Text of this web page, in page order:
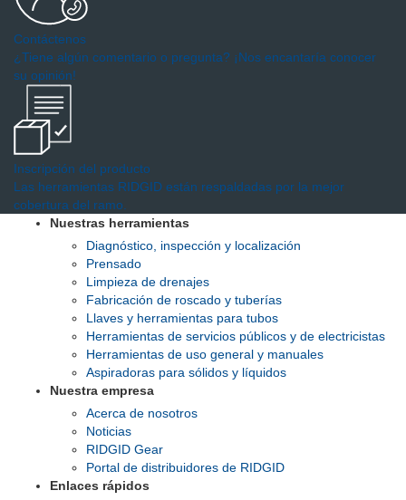
Contáctenos
¿Tiene algún comentario o pregunta? ¡Nos encantaría conocer
su opinión!
Inscripción del producto
Las herramientas RIDGID están respaldadas por la mejor
cobertura del ramo.
Nuestras herramientas
Diagnóstico, inspección y localización
Prensado
Limpieza de drenajes
Fabricación de roscado y tuberías
Llaves y herramientas para tubos
Herramientas de servicios públicos y de electricistas
Herramientas de uso general y manuales
Aspiradoras para sólidos y líquidos
Nuestra empresa
Acerca de nosotros
Noticias
RIDGID Gear
Portal de distribuidores de RIDGID
Enlaces rápidos